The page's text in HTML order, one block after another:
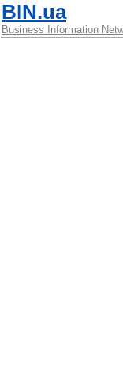
BIN.ua
Business Information